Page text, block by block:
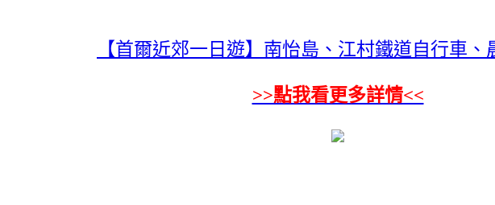
【首爾近郊一日遊】南怡島、江村鐵道自行車、
>>點我看更多詳情<<